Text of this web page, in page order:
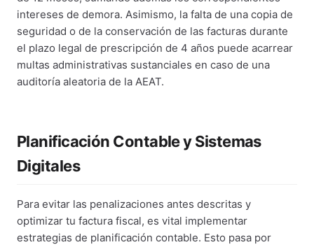
intereses de demora. Asimismo, la falta de una copia de
seguridad o de la conservación de las facturas durante
el plazo legal de prescripción de 4 años puede acarrear
multas administrativas sustanciales en caso de una
auditoría aleatoria de la AEAT.
Planificación Contable y Sistemas
Digitales
Para evitar las penalizaciones antes descritas y
optimizar tu factura fiscal, es vital implementar
estrategias de planificación contable. Esto pasa por